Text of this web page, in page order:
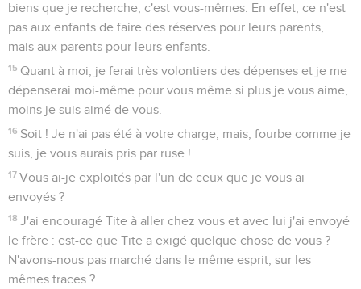
biens que je recherche, c'est vous-mêmes. En effet, ce n'est
pas aux enfants de faire des réserves pour leurs parents,
mais aux parents pour leurs enfants.
15 Quant à moi, je ferai très volontiers des dépenses et je me
dépenserai moi-même pour vous même si plus je vous aime,
moins je suis aimé de vous.
16 Soit ! Je n'ai pas été à votre charge, mais, fourbe comme je
suis, je vous aurais pris par ruse !
17 Vous ai-je exploités par l'un de ceux que je vous ai
envoyés ?
18 J'ai encouragé Tite à aller chez vous et avec lui j'ai envoyé
le frère : est-ce que Tite a exigé quelque chose de vous ?
N'avons-nous pas marché dans le même esprit, sur les
mêmes traces ?